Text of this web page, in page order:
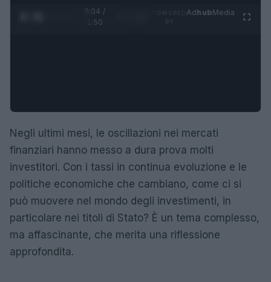
0:05 /
1:50
AdhubMedia
Negli ultimi mesi, le oscillazioni nei mercati
finanziari hanno messo a dura prova molti
investitori. Con i tassi in continua evoluzione e le
politiche economiche che cambiano, come ci si
può muovere nel mondo degli investimenti, in
particolare nei titoli di Stato? È un tema complesso,
ma affascinante, che merita una riflessione
approfondita.